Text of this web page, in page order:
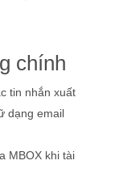
chính
tin nhắn xuất
dạng email
MBOX khi tài